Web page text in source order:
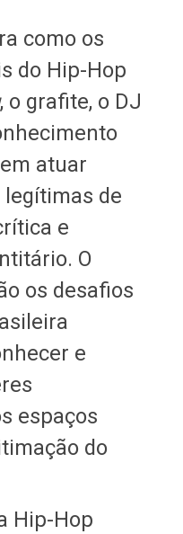
como os
do Hip-Hop
, o grafite, o DJ
atuar
de
e
O
os desafios
e
espaços
do
Hip-Hop